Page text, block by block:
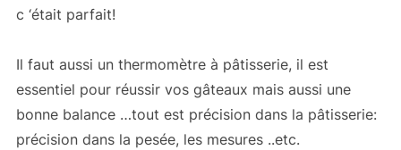
c ‘était parfait!
Il faut aussi un thermomètre à pâtisserie, il est
essentiel pour réussir vos gâteaux mais aussi une
bonne balance …tout est précision dans la pâtisserie:
précision dans la pesée, les mesures ..etc.